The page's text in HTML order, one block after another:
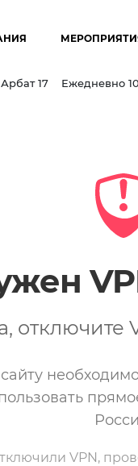
17 Ежедневно
отключите
VPN,